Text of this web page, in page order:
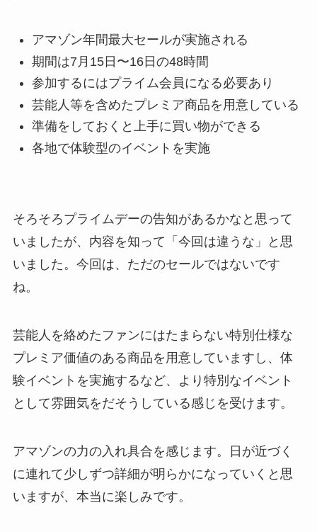
アマゾン年間最大セールが実施される
期間は7月15日〜16日の48時間
参加するにはプライム会員になる必要あり
芸能人等を含めたプレミア商品を用意している
準備をしておくと上手に買い物ができる
各地で体験型のイベントを実施
そろそろプライムデーの告知があるかなと思って
いましたが、内容を知って「今回は違うな」と思
いました。今回は、ただのセールではないです
ね。
芸能人を絡めたファンにはたまらない特別仕様な
プレミア価値のある商品を用意していますし、体
験イベントを実施するなど、より特別なイベント
として雰囲気をだそうしている感じを受けます。
アマゾンの力の入れ具合を感じます。日が近づく
に連れて少しずつ詳細が明らかになっていくと思
いますが、本当に楽しみです。